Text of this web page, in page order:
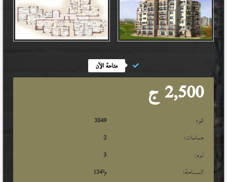
متاحة الآن
2,500 ج
كود
3849
حمامات:
2
نوم:
3
المساحة:
134م²